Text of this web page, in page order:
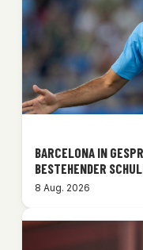
BARCELONA IN
BESTEHENDER
8 Aug. 2026